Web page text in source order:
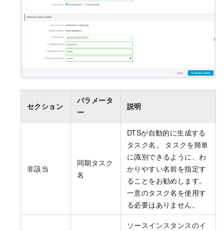
セクション
パラメータ
ー
説明
非該当
同期タスク
名
DTSが自動的に生成する
タスク名。 タスクを簡単
に識別できるように、わ
かりやすい名前を指定す
ることをお勧めします。
一意のタスク名を使用す
る必要はありません。
ソースインスタンスのイ